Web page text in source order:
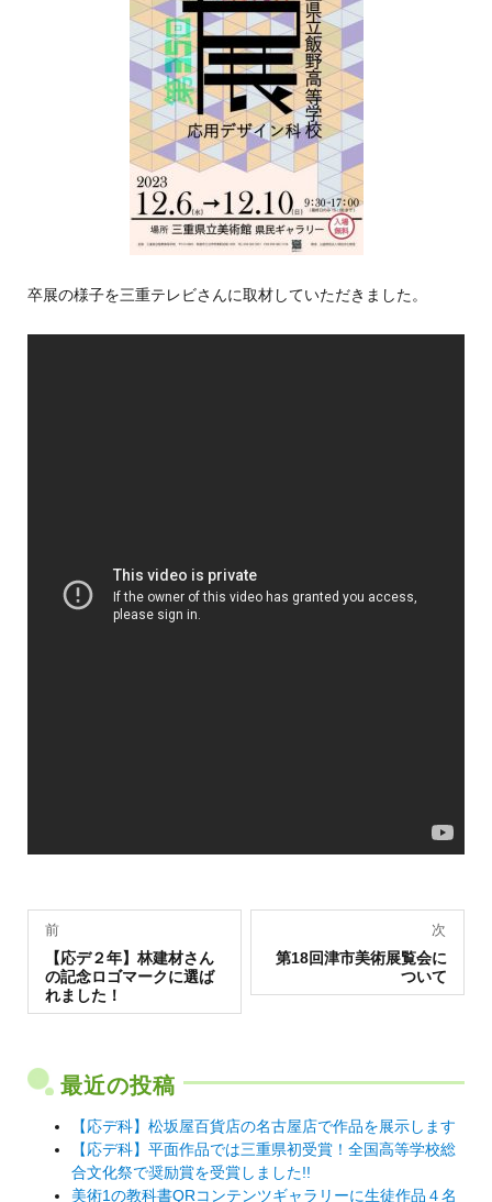
卒展の様子を三重テレビさんに取材していただきました。
稿
ナ
ー
シ
ョ
ン
前
過
去
の
投
稿:
【応デ２年】林建材さん
の記念ロゴマークに選ば
れました！
次
次
の
第18回津市美術展覧会に
ついて
最近の投稿
【応デ科】松坂屋百貨店の名古屋店で作品を展示します
【応デ科】平面作品では三重県初受賞！全国高等学校総
合文化祭で奨励賞を受賞しました!!
美術1の教科書QRコンテンツギャラリーに生徒作品４名